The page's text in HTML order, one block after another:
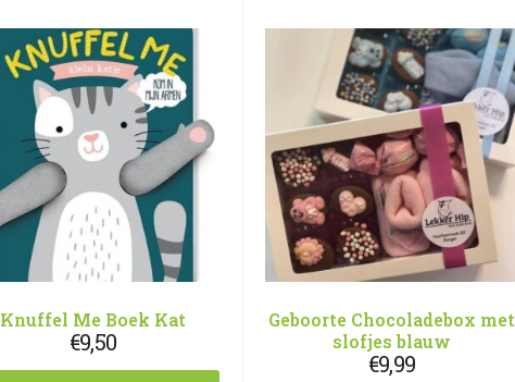
Knuffel Me Boek Kat
€9,50
Geboorte Chocoladebox met
slofjes blauw
€9,99